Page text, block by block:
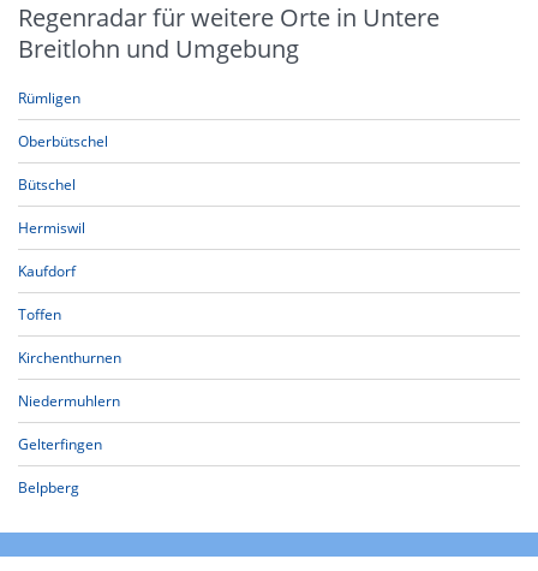
Regenradar für weitere Orte in Untere
Breitlohn und Umgebung
Rümligen
Oberbütschel
Bütschel
Hermiswil
Kaufdorf
Toffen
Kirchenthurnen
Niedermuhlern
Gelterfingen
Belpberg